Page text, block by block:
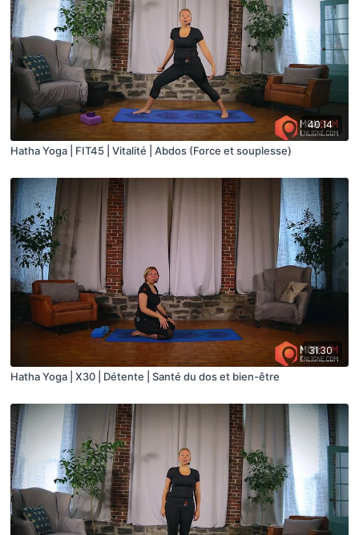
40:14
Hatha Yoga | FIT45 | Vitalité | Abdos (Force et souplesse)
31:30
Hatha Yoga | X30 | Détente | Santé du dos et bien-être